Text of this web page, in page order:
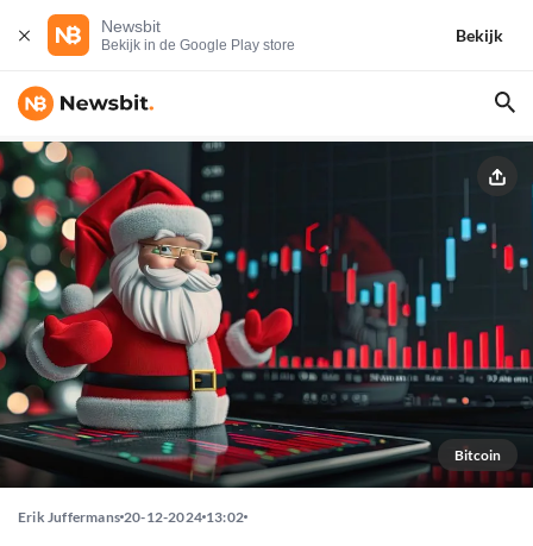
Newsbit
Bekijk in de Google Play store
Bekijk
Bitcoin
Erik Juffermans 20-12-2024 13:02